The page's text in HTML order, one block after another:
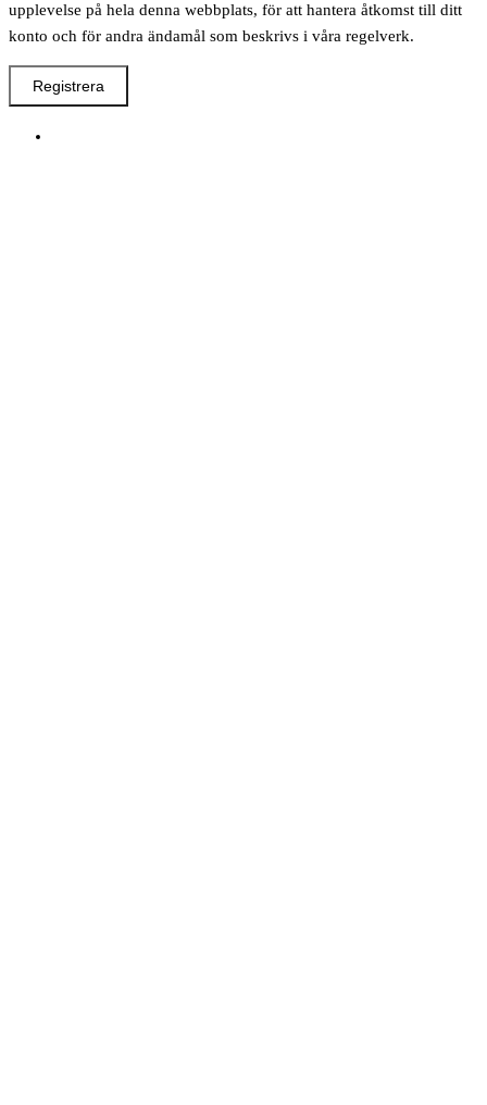
upplevelse på hela denna webbplats, för att hantera åtkomst till ditt
konto och för andra ändamål som beskrivs i våra regelverk.
Registrera